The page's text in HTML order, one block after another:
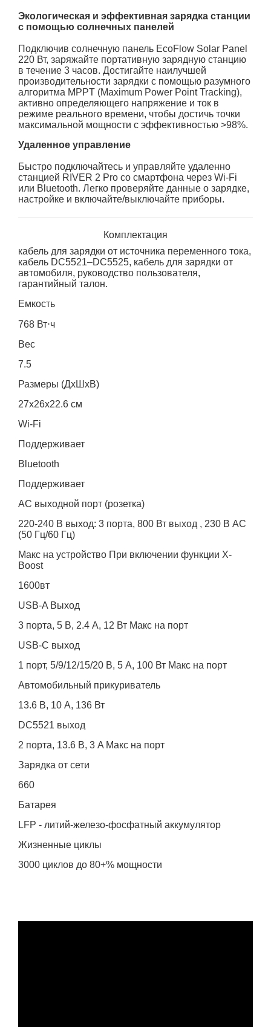
Экологическая и эффективная зарядка станции
с помощью солнечных панелей
Подключив солнечную панель EcoFlow Solar Panel
220 Вт, заряжайте портативную зарядную станцию
в течение 3 часов. Достигайте наилучшей
производительности зарядки с помощью разумного
алгоритма MPPT (Maximum Power Point Tracking),
активно определяющего напряжение и ток в
режиме реального времени, чтобы достичь точки
максимальной мощности с эффективностью >98%.
Удаленное управление
Быстро подключайтесь и управляйте удаленно
станцией RIVER 2 Pro со смартфона через Wi-Fi
или Bluetooth. Легко проверяйте данные о зарядке,
настройке и включайте/выключайте приборы.
Комплектация
кабель для зарядки от источника переменного тока,
кабель DC5521–DC5525, кабель для зарядки от
автомобиля, руководство пользователя,
гарантийный талон.
Емкость
768 Вт⋅ч
Вес
7.5
Размеры (ДхШхВ)
27х26х22.6 см
Wi-Fi
Поддерживает
Bluetooth
Поддерживает
AC выходной порт (розетка)
220-240 В выход: 3 порта, 800 Вт выход , 230 В AC
(50 Гц/60 Гц)
Макс на устройство При включении функции X-
Boost
1600вт
USB-A Выход
3 порта, 5 В, 2.4 A, 12 Вт Макс на порт
USB-C выход
1 порт, 5/9/12/15/20 В, 5 A, 100 Вт Макс на порт
Автомобильный прикуриватель
13.6 В, 10 A, 136 Вт
DC5521 выход
2 порта, 13.6 В, 3 A Макс на порт
Зарядка от сети
660
Батарея
LFP - литий-железо-фосфатный аккумулятор
Жизненные циклы
3000 циклов до 80+% мощности